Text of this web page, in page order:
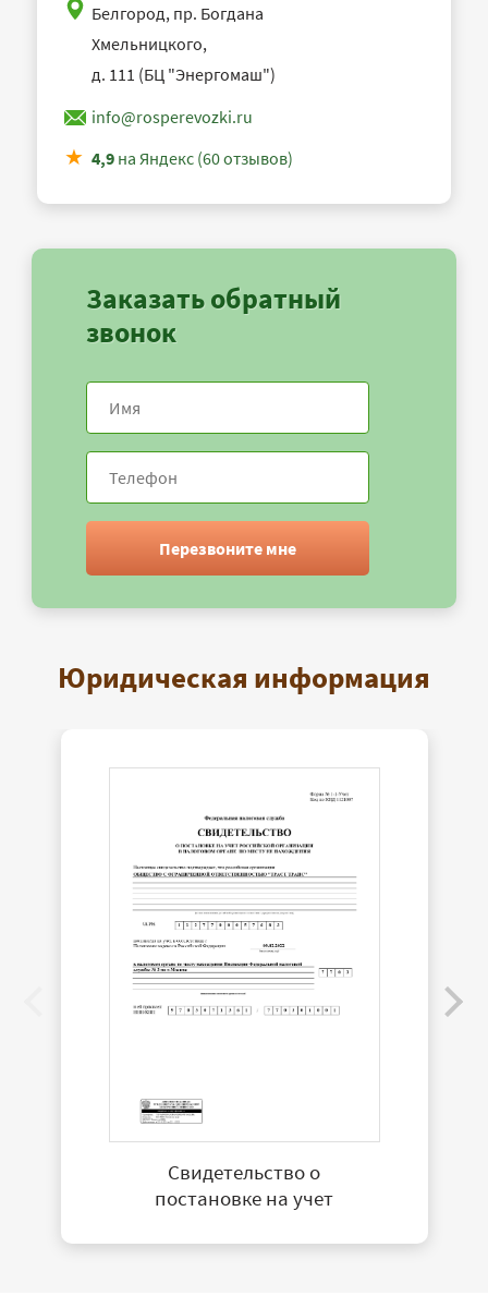
Белгород, пр. Богдана
Хмельницкого,
д. 111 (БЦ "Энергомаш")
info@rosperevozki.ru
4,9 на Яндекс (60 отзывов)
Заказать обратный
звонок
Перезвоните мне
Юридическая информация
Свидетельство о
постановке на учет